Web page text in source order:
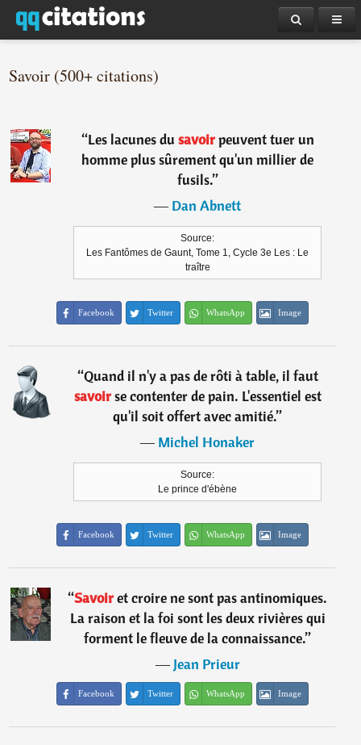
Savoir (500+ citations)
“Les lacunes du savoirpeuvent tuer un
homme plus sûrement qu'un millier de
fusils.”
―Dan Abnett
Source:
Les Fantômes de Gaunt, Tome 1, Cycle 3e Les : Le
traître
Facebook Twitter WhatsApp Image
“Quand il n'y a pas de rôti à table, il faut
savoirse contenter de pain. L'essentiel est
qu'il soit offert avec amitié.”
―Michel Honaker
Source:
Le prince d'ébène
Facebook Twitter WhatsApp Image
“Savoiret croire ne sont pas antinomiques.
La raison et la foi sont les deux rivières qui
forment le fleuve de la connaissance.”
―Jean Prieur
Facebook Twitter WhatsApp Image